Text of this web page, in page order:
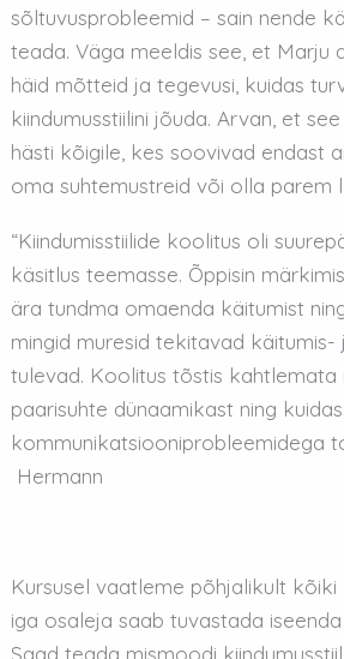
sõltuvusprobleemid – sain nende
teada. Väga meeldis see, et Marju
häid mõtteid ja tegevusi, kuidas
kiindumusstiilini jõuda. Arvan, et
hästi kõigile, kes soovivad endast
oma suhtemustreid või olla parem
“Kiindumisstiilide koolitus oli
käsitlus teemasse. Õppisin
ära tundma omaenda käitumist
mingid muresid tekitavad
tulevad. Koolitus tõstis kahtlemata
paarisuhte dünaamikast ning
kommunikatsiooniprobleemidega
Hermann
Kursusel vaatleme põhjalikult kõiki
iga osaleja saab tuvastada iseenda
Saad teada mismoodi